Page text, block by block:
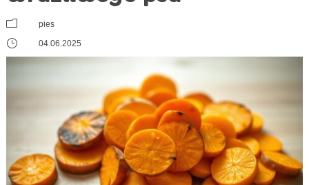
m pies
} 04.06.2025